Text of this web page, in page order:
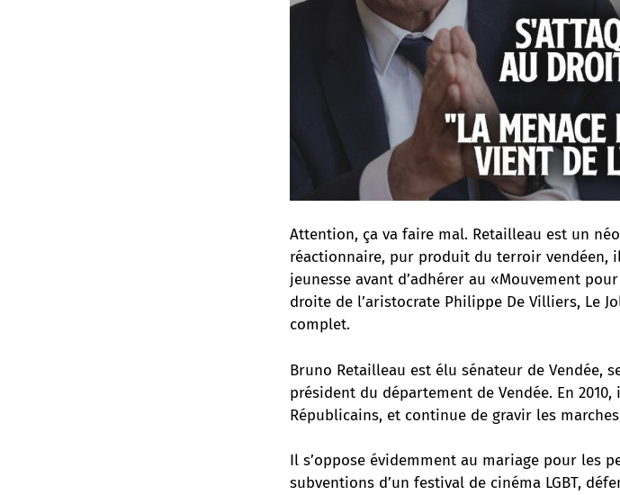
Attention, ça va faire mal. Retailleau est un
réactionnaire, pur produit du terroir vendéen,
jeunesse avant d’adhérer au «Mouvement
droite de l’aristocrate Philippe De Villiers, Le
complet.
Bruno Retailleau est élu sénateur de Vendée,
président du département de Vendée. En 2010,
Républicains, et continue de gravir les
Il s’oppose évidemment au mariage pour les
subventions d’un festival de cinéma LGBT,